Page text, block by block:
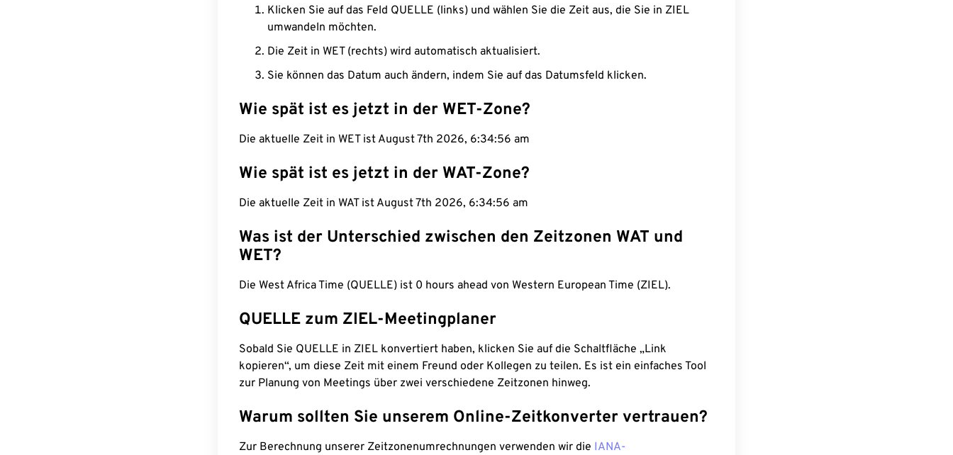
Klicken Sie auf das Feld QUELLE (links) und wählen Sie die Zeit aus, die Sie in ZIEL
umwandeln möchten.
Die Zeit in WET (rechts) wird automatisch aktualisiert.
Sie können das Datum auch ändern, indem Sie auf das Datumsfeld klicken.
Wie spät ist es jetzt in der WET-Zone?
Die aktuelle Zeit in WET ist August 7th 2026, 6:34:57 am
Wie spät ist es jetzt in der WAT-Zone?
Die aktuelle Zeit in WAT ist August 7th 2026, 6:34:57 am
Was ist der Unterschied zwischen den Zeitzonen WAT und
WET?
Die West Africa Time (QUELLE) ist 0 hours ahead von Western European Time (ZIEL).
QUELLE zum ZIEL-Meetingplaner
Sobald Sie QUELLE in ZIEL konvertiert haben, klicken Sie auf die Schaltfläche „Link
kopieren“, um diese Zeit mit einem Freund oder Kollegen zu teilen. Es ist ein einfaches Tool
zur Planung von Meetings über zwei verschiedene Zeitzonen hinweg.
Warum sollten Sie unserem Online-Zeitkonverter vertrauen?
Zur Berechnung unserer Zeitzonenumrechnungen verwenden wir die IANA-